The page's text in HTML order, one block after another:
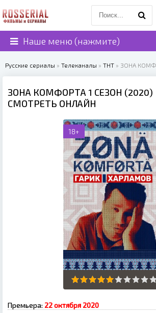
Наше меню (нажмите)
Русские сериалы » Телеканалы » ТНТ » ЗОНА
ЗОНА КОМФОРТА 1 СЕЗОН (2020)
СМОТРЕТЬ ОНЛАЙН
18+
Премьера: 22 октября 2020